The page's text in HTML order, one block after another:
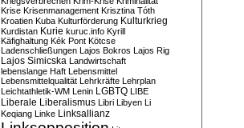
Krise Krisenmanagement Krisztina Tóth
Kroatien Kuba Kulturförderung Kulturkrieg
Kurdistan Kurie kuruc.info Kyrill
Käfighaltung Kék Pont Kötcse
Ladenschließungen Lajos Bokros Lajos Rig
Lajos Simicska Landwirtschaft
lebenslange Haft Lebensmittel
Lebensmittelqualität Lehrkräfte Lehrplan
Leichtathletik-WM Lenin LGBTQ LIBE
Liberale Liberalismus Libri Libyen Li
Keqiang Linke Linksallianz